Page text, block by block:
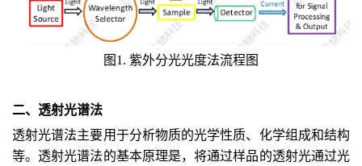
图1. 紫外分光光度法流程图
二、 透射光谱法
透射光谱法主要用于分析物质的光学性质、化学组成和结构
等。透射光谱法的基本原理是，将通过样品的透射光通过光